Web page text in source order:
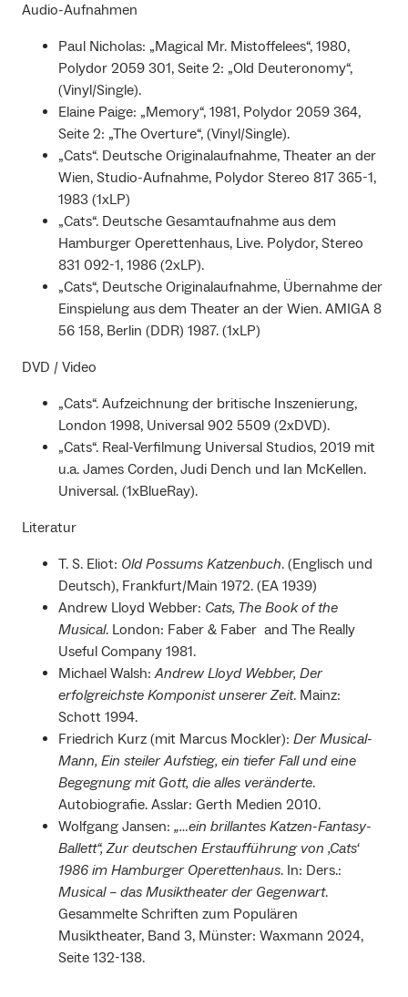
Audio-Aufnahmen
Paul Nicholas: „Magical Mr. Mistoffelees“, 1980,
Polydor 2059 301, Seite 2: „Old Deuteronomy“,
(Vinyl/Single).
Elaine Paige: „Memory“, 1981, Polydor 2059 364,
Seite 2: „The Overture“, (Vinyl/Single).
„Cats“. Deutsche Originalaufnahme, Theater an der
Wien, Studio-Aufnahme, Polydor Stereo 817 365-1,
1983 (1xLP)
„Cats“. Deutsche Gesamtaufnahme aus dem
Hamburger Operettenhaus, Live. Polydor, Stereo
831 092-1, 1986 (2xLP).
„Cats“, Deutsche Originalaufnahme, Übernahme der
Einspielung aus dem Theater an der Wien. AMIGA 8
56 158, Berlin (DDR) 1987. (1xLP)
DVD / Video
„Cats“. Aufzeichnung der britische Inszenierung,
London 1998, Universal 902 5509 (2xDVD).
„Cats“. Real-Verfilmung Universal Studios, 2019 mit
u.a. James Corden, Judi Dench und Ian McKellen.
Universal. (1xBlueRay).
Literatur
T. S. Eliot: Old Possums Katzenbuch. (Englisch und
Deutsch), Frankfurt/Main 1972. (EA 1939)
Andrew Lloyd Webber: Cats, The Book of the
Musical. London: Faber & Faber and The Really
Useful Company 1981.
Michael Walsh:Andrew Lloyd Webber, Der
erfolgreichste Komponist unserer Zeit. Mainz:
Schott 1994.
Friedrich Kurz (mit Marcus Mockler): Der Musical-
Mann, Ein steiler Aufstieg, ein tiefer Fall und eine
Begegnung mit Gott, die alles veränderte.
Autobiografie. Asslar: Gerth Medien 2010.
Wolfgang Jansen: „…ein brillantes Katzen-Fantasy-
Ballett“, Zur deutschen Erstaufführung von ‚Cats‘
1986 im Hamburger Operettenhaus. In: Ders.:
Musical – das Musiktheater der Gegenwart.
Gesammelte Schriften zum Populären
Musiktheater, Band 3, Münster: Waxmann 2024,
Seite 132-138.